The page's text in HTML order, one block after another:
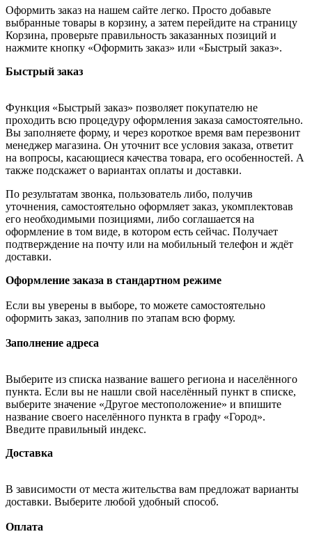
Оформить заказ на нашем сайте легко. Просто добавьте
выбранные товары в корзину, а затем перейдите на страницу
Корзина, проверьте правильность заказанных позиций и
нажмите кнопку «Оформить заказ» или «Быстрый заказ».
Быстрый заказ
Функция «Быстрый заказ» позволяет покупателю не
проходить всю процедуру оформления заказа самостоятельно.
Вы заполняете форму, и через короткое время вам перезвонит
менеджер магазина. Он уточнит все условия заказа, ответит
на вопросы, касающиеся качества товара, его особенностей. А
также подскажет о вариантах оплаты и доставки.
По результатам звонка, пользователь либо, получив
уточнения, самостоятельно оформляет заказ, укомплектовав
его необходимыми позициями, либо соглашается на
оформление в том виде, в котором есть сейчас. Получает
подтверждение на почту или на мобильный телефон и ждёт
доставки.
Оформление заказа в стандартном режиме
Если вы уверены в выборе, то можете самостоятельно
оформить заказ, заполнив по этапам всю форму.
Заполнение адреса
Выберите из списка название вашего региона и населённого
пункта. Если вы не нашли свой населённый пункт в списке,
выберите значение «Другое местоположение» и впишите
название своего населённого пункта в графу «Город».
Введите правильный индекс.
Доставка
В зависимости от места жительства вам предложат варианты
доставки. Выберите любой удобный способ.
Оплата